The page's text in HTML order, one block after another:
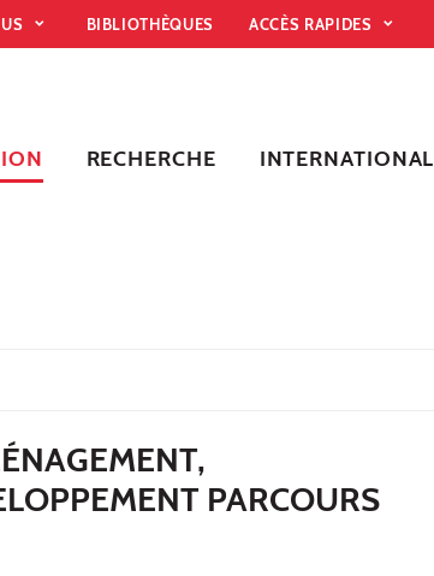
BIBLIOTHÈQUES ACCÈS RAPIDES
RECHERCHE INTERNATIONAL
PARCOURS